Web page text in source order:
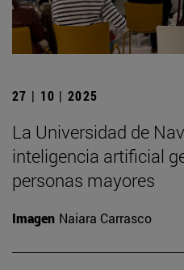
27 | 10 | 2025
La Universidad de
inteligencia artificial
personas mayores
Imagen Naiara Carrasco